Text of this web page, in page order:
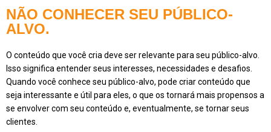
NÃO CONHECER SEU PÚBLICO-
ALVO.
O conteúdo que você cria deve ser relevante para seu público-alvo.
Isso significa entender seus interesses, necessidades e desafios.
Quando você conhece seu público-alvo, pode criar conteúdo que
seja interessante e útil para eles, o que os tornará mais propensos a
se envolver com seu conteúdo e, eventualmente, se tornar seus
clientes.